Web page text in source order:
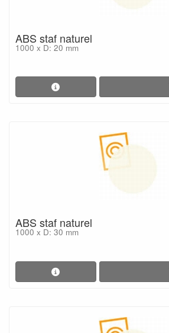
ABS staf naturel
1000 x D: 20 mm
ABS staf naturel
1000 x D: 30 mm